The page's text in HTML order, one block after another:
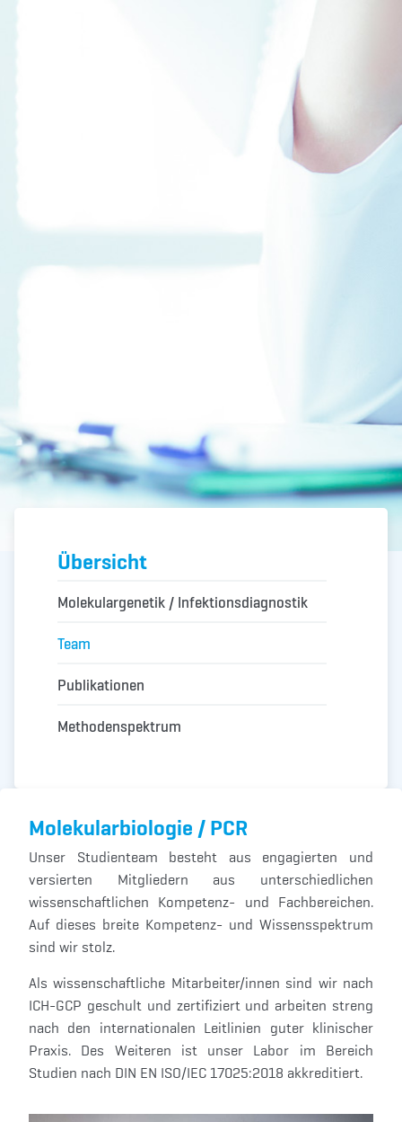
Übersicht
Molekulargenetik / Infektionsdiagnostik
Team
Publikationen
Methodenspektrum
Molekularbiologie / PCR
Unser Studienteam besteht aus engagierten und
versierten Mitgliedern aus unterschiedlichen
wissenschaftlichen Kompetenz- und Fachbereichen.
Auf dieses breite Kompetenz- und Wissensspektrum
sind wir stolz.
Als wissenschaftliche Mitarbeiter/innen sind wir nach
ICH-GCP geschult und zertifiziert und arbeiten streng
nach den internationalen Leitlinien guter klinischer
Praxis. Des Weiteren ist unser Labor im Bereich
Studien nach DIN EN ISO/IEC 17025:2018 akkreditiert.